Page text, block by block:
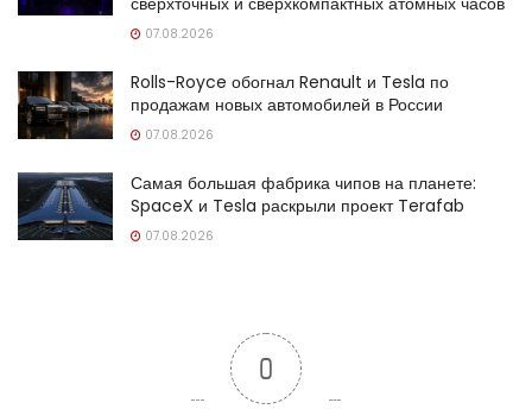
07.08.2026
Rolls-Royce обогнал Renault и Tesla по
продажам новых автомобилей в России
07.08.2026
Самая большая фабрика чипов на планете:
SpaceX и Tesla раскрыли проект Terafab
07.08.2026
0